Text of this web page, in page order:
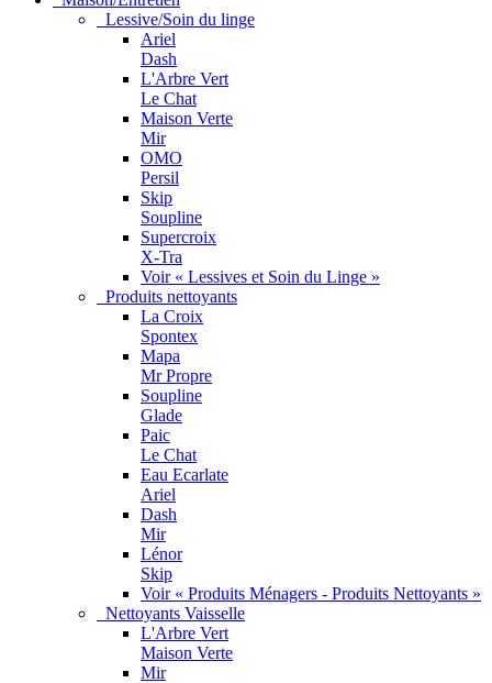
Lessive/Soin du linge
Ariel
Dash
L'Arbre Vert
Le Chat
Maison Verte
Mir
OMO
Persil
Skip
Soupline
Supercroix
X-Tra
Voir « Lessives et Soin du Linge »
Produits nettoyants
La Croix
Spontex
Mapa
Mr Propre
Soupline
Glade
Paic
Le Chat
Eau Ecarlate
Ariel
Dash
Mir
Lénor
Skip
Voir « Produits Ménagers - Produits Nettoyants »
Nettoyants Vaisselle
L'Arbre Vert
Maison Verte
Mir